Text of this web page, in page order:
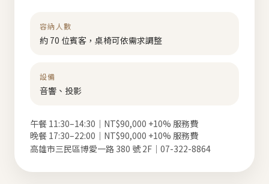
容納人數
約 70 位賓客，桌椅可依需求調整
設備
音響、投影
午餐 11:30–14:30｜NT$90,000 +10% 服務費
晚餐 17:30–22:00｜NT$90,000 +10% 服務費
高雄市三民區博愛一路 380 號 2F｜07-322-8864